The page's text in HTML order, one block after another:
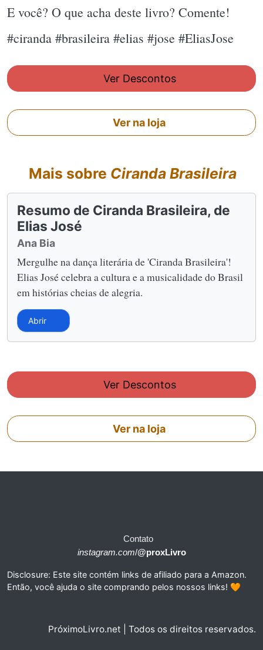
E você? O que acha deste livro? Comente!
#ciranda #brasileira #elias #jose #EliasJose
Ver Descontos
Ver na loja
Mais sobre Ciranda Brasileira
Resumo de Ciranda Brasileira, de
Elias José
Ana Bia
Mergulhe na dança literária de 'Ciranda Brasileira'!
Elias José celebra a cultura e a musicalidade do Brasil
em histórias cheias de alegria.
Abrir
Ver Descontos
Ver na loja
Contato
instagram.com/@proxLivro
Disclosure: Este site contém links de afiliado para a Amazon.
Então, você ajuda o site comprando pelos nossos links! 🧡
PróximoLivro.net | Todos os direitos reservados.